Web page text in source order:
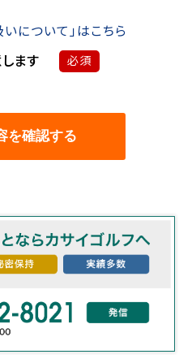
について」はこちら
ます 必須